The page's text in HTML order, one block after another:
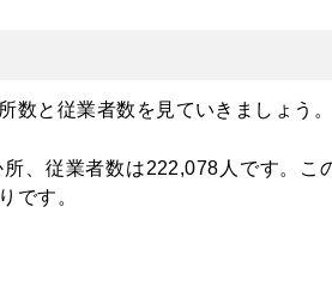
数と従業者数を見ていきましょう。
、従業者数は222,078人です。こ
です。